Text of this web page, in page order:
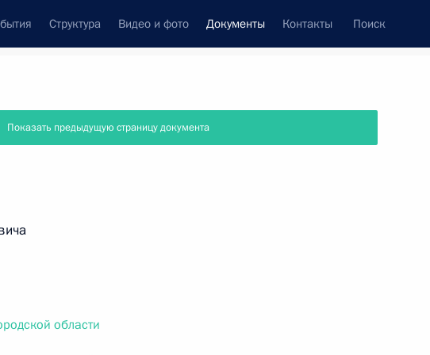
Структура Видео и фото Документы Контакты Поиск
Показать предыдущую страницу документа
области